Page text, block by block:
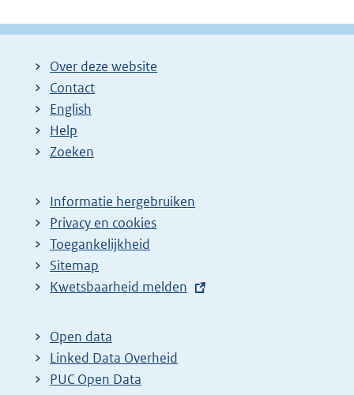
Over deze website
Contact
English
Help
Zoeken
Informatie hergebruiken
Privacy en cookies
Toegankelijkheid
Sitemap
E
t
e
r
Kwetsbaarheid melden
Open data
Linked Data Overheid
PUC Open Data